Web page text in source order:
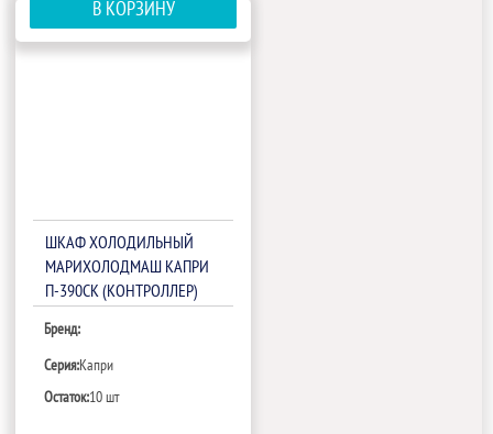
В КОРЗИНУ
ШКАФ ХОЛОДИЛЬНЫЙ
МАРИХОЛОДМАШ КАПРИ
П-390СК (КОНТРОЛЛЕР)
Бренд:
Серия:Капри
Остаток:10 шт